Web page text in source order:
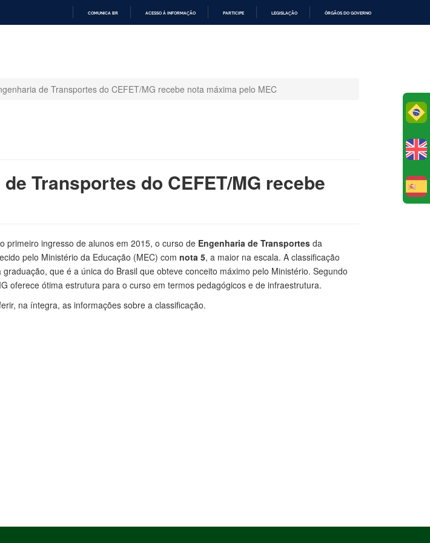
COMUNICA BR ACESSO À INFORMAÇÃO PARTICIPE LEGISLAÇÃO ÓRGÃOS DO GOVERNO
de Transportes do CEFET/MG recebe nota máxima pelo MEC
Transportes do CEFET/MG recebe
primeiro ingresso de alunos em 2015, o curso de Engenharia de Transportes da
pelo Ministério da Educação (MEC) com nota 5, a maior na escala. A classificação
que é a única do Brasil que obteve conceito máximo pelo Ministério. Segundo
oferece ótima estrutura para o curso em termos pedagógicos e de infraestrutura.
na íntegra, as informações sobre a classificação.